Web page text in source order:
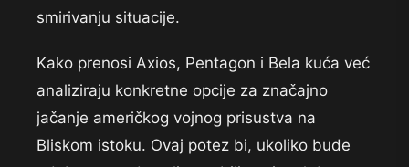
smirivanju situacije.
Kako prenosi Axios, Pentagon i Bela kuća već
analiziraju konkretne opcije za značajno
jačanje američkog vojnog prisustva na
Bliskom istoku. Ovaj potez bi, ukoliko bude